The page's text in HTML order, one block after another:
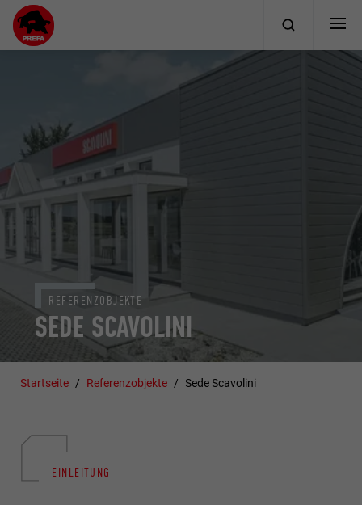
SEDE SCAVOLINI
REFERENZOBJEKTE
Startseite Referenzobjekte Sede Scavolini
EINLEITUNG